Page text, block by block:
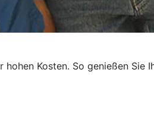
Kosten. So genießen Sie